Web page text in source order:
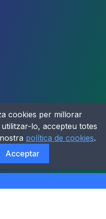
cookies per millorar
lo, accepteu totes
política de cookies.
Acceptar